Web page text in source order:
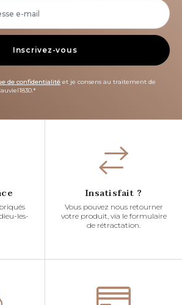
Inscrivez-vous
de confidentialité et je consens au traitement de
les-
Insatisfait ?
Vous pouvez nous retourner
votre produit, via le formulaire
de rétractation.